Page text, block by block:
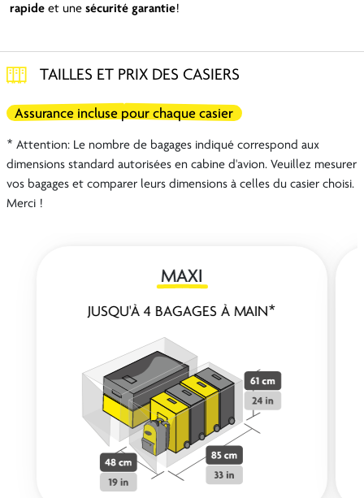
rapide et une sécurité garantie!
TAILLES ET PRIX DES CASIERS
Assurance incluse pour chaque casier
* Attention: Le nombre de bagages indiqué correspond aux
dimensions standard autorisées en cabine d'avion. Veuillez mesurer
vos bagages et comparer leurs dimensions à celles du casier choisi.
Merci !
MAXI
JUSQU'À 4 BAGAGES À MAIN*